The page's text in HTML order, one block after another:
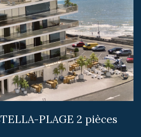
PLAGE 2 pièces